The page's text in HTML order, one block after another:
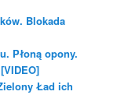
Blokada
Płoną opony.
Ład ich